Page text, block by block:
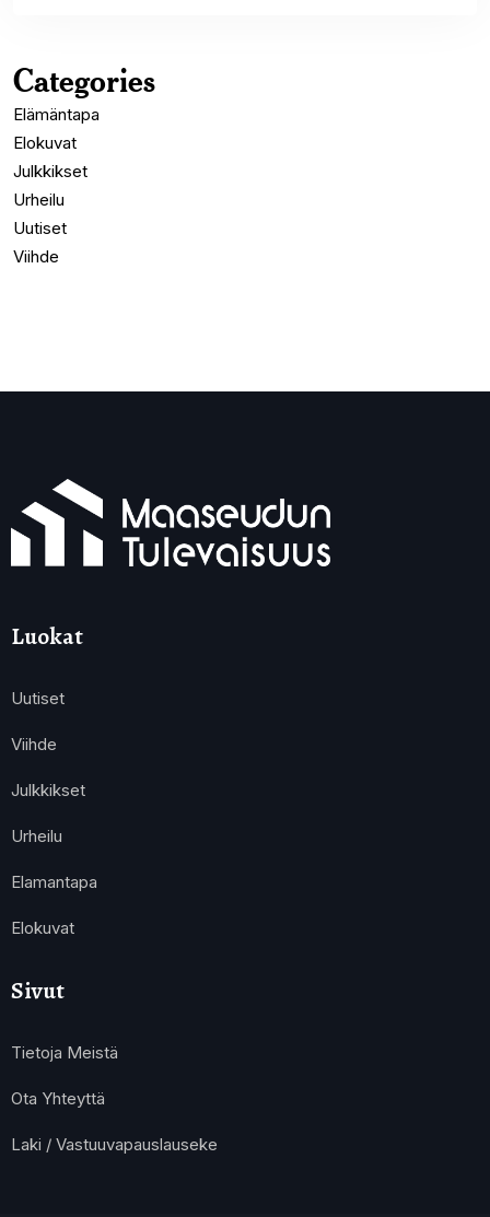
Categories
Elämäntapa
Elokuvat
Julkkikset
Urheilu
Uutiset
Viihde
Luokat
Uutiset
Viihde
Julkkikset
Urheilu
Elamantapa
Elokuvat
Sivut
Tietoja Meistä
Ota Yhteyttä
Laki / Vastuuvapauslauseke